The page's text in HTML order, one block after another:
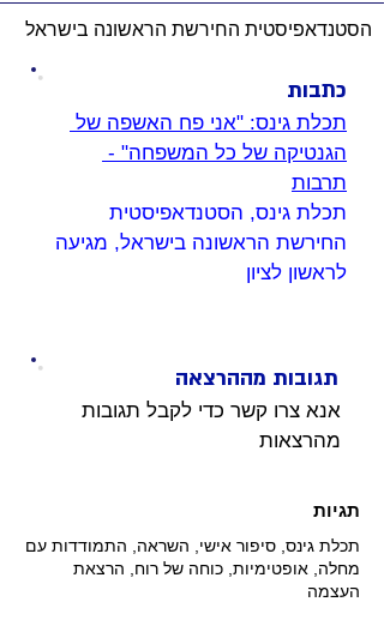
הסטנדאפיסטית החירשת הראשונה בישראל
כתבות
תכלת גינס: "אני פח האשפה של
הגנטיקה של כל המשפחה" -
תרבות
תכלת גינס, הסטנדאפיסטית
החירשת הראשונה בישראל, מגיעה
לראשון לציון
תגובות מההרצאה
אנא צרו קשר כדי לקבל תגובות
מהרצאות
תגיות
תכלת גינס, סיפור אישי, השראה, התמודדות עם
מחלה, אופטימיות, כוחה של רוח, הרצאת
העצמה